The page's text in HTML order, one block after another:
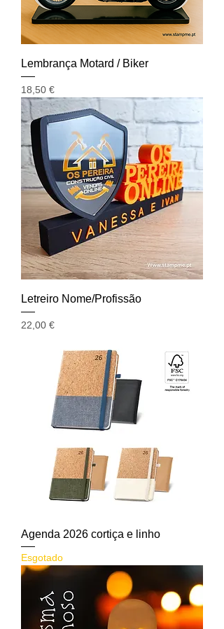
Lembrança Motard / Biker
Preço
18,50 €
Letreiro Nome/Profissão
Preço
22,00 €
Agenda 2026 cortiça e linho
Esgotado